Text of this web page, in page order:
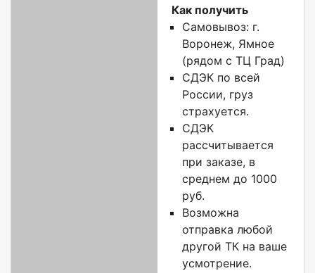
Как получить
Самовывоз: г.
Воронеж, Ямное
(рядом с ТЦ Град)
СДЭК по всей
России, груз
страхуется.
СДЭК
рассчитывается
при заказе, в
среднем до 1000
руб.
Возможна
отправка любой
другой ТК на ваше
усмотрение.